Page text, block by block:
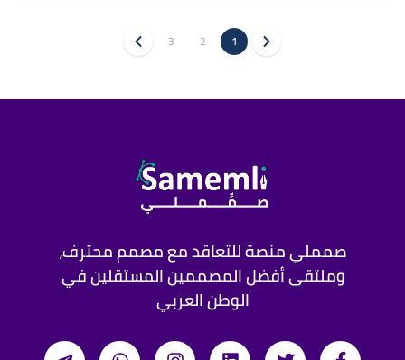
1
2
3
صمملي منصة للتعاقد مع مصمم محترف،
وملتقى أفضل المصممين المستقلين في
الوطن العربي